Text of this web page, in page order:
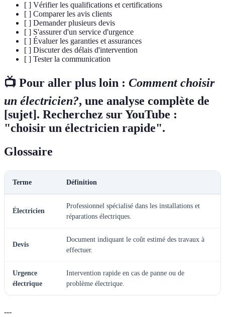
[ ] Vérifier les qualifications et certifications
[ ] Comparer les avis clients
[ ] Demander plusieurs devis
[ ] S'assurer d'un service d'urgence
[ ] Évaluer les garanties et assurances
[ ] Discuter des délais d'intervention
[ ] Tester la communication
📺 Pour aller plus loin : Comment choisir
un électricien?, une analyse complète de
[sujet]. Recherchez sur YouTube :
"choisir un électricien rapide".
Glossaire
Terme Définition
Électricien
Professionnel spécialisé dans les installations et
réparations électriques.
Devis
Document indiquant le coût estimé des travaux à
effectuer.
Urgence
électrique
Intervention rapide en cas de panne ou de
problème électrique.
---